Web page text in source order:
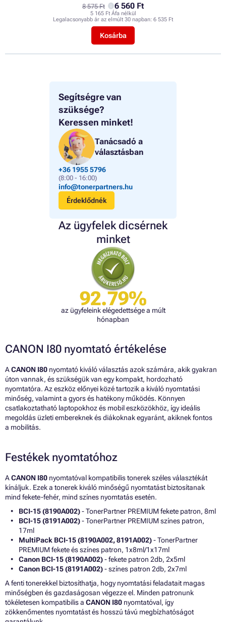
Segítségre van
szüksége?
Keressen minket!
Tanácsadó a
választásban
+36 1955 5796
(8:00 - 16:00)
info@tonerpartners.hu
Érdeklődnék
Az ügyfelek dicsérnek
minket
92.79%
az ügyfeleink elégedettsége a múlt
hónapban
8 575 Ft 6 560 Ft
5 165 Ft Áfa nélkül
Legalacsonyabb ár az elmúlt 30 napban: 6 535 Ft
Kosárba
CANON I80 nyomtató értékelése
ACANON I80 nyomtató kiváló választás azok számára, akik gyakran
úton vannak, és szükségük van egy kompakt, hordozható
nyomtatóra. Az eszköz előnyei közé tartozik a kiváló nyomtatási
minőség, valamint a gyors és hatékony működés. Könnyen
csatlakoztatható laptopokhoz és mobil eszközökhöz, így ideális
megoldás üzleti embereknek és diákoknak egyaránt, akiknek fontos
a mobilitás.
Festékek nyomtatóhoz
ACANON I80 nyomtatóval kompatibilis tonerek széles választékát
kínáljuk. Ezek a tonerek kiváló minőségű nyomtatást biztosítanak
mind fekete-fehér, mind színes nyomtatás esetén.
BCI-15 (8190A002)- TonerPartner PREMIUM fekete patron, 8ml
BCI-15 (8191A002)- TonerPartner PREMIUM színes patron,
17ml
MultiPack BCI-15 (8190A002, 8191A002)- TonerPartner
PREMIUM fekete és színes patron, 1x8ml/1x17ml
Canon BCI-15 (8190A002)- fekete patron 2db, 2x5ml
Canon BCI-15 (8191A002)- színes patron 2db, 2x7ml
A fenti tonerekkel biztosíthatja, hogy nyomtatási feladatait magas
minőségben és gazdaságosan végezze el. Minden patronunk
tökéletesen kompatibilis a CANON I80 nyomtatóval, így
zökkenőmentes nyomtatást és hosszú távú megbízhatóságot